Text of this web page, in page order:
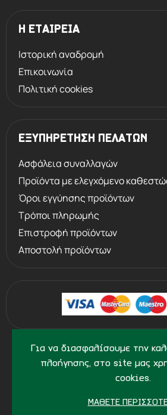
Για να διασφαλίσουμε την
πλοήγησης, στο site μας
cookies.
ΜΆΘΕΤΕ
Η ΕΤΑΙΡΕΙΑ
Ιστορική αναδρομή
Επικοινωνία
Πολιτική cookies
ΕΞΥΠΗΡΕΤΗΣΗ ΠΕΛΑΤΩΝ
Ασφάλεια συναλλαγών
Προϊόντα με ελεγχόμενο
Όροι εγγύησης προϊόντων
Τρόποι πληρωμής
Επιστροφή προϊόντων
Αποστολή προϊόντων
© 2013 - 2026